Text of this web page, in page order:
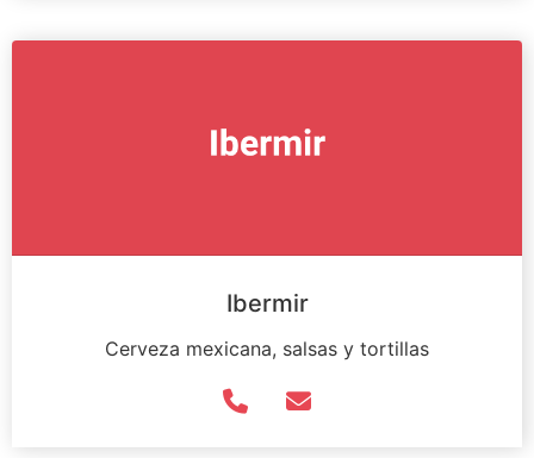
Ibermir
Cerveza mexicana, salsas y tortillas